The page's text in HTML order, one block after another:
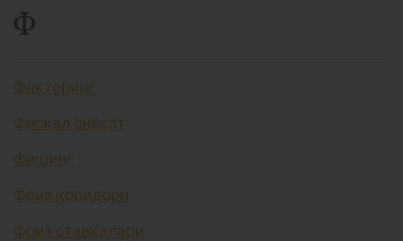
Ф
Факторинг
Фискал сиёсат
Фишинг
Фоиз коридори
Фоиз ставкалари